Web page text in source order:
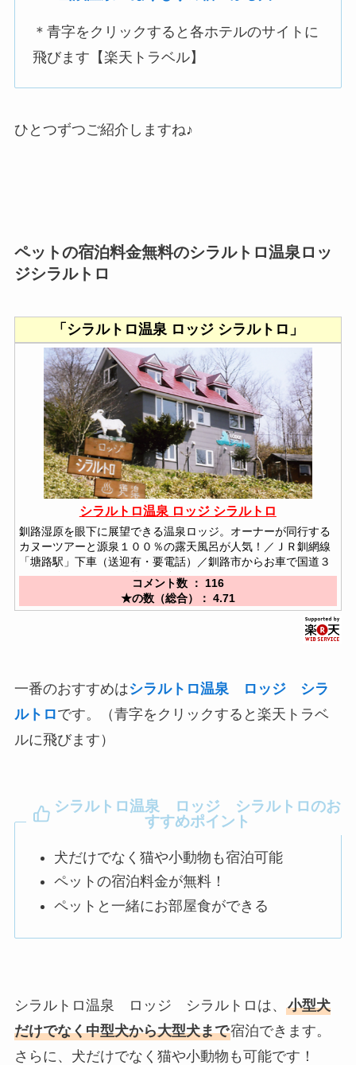
＊青字をクリックすると各ホテルのサイトに
飛びます【楽天トラベル】
ひとつずつご紹介しますね♪
ペットの宿泊料金無料のシラルトロ温泉ロッ
ジシラルトロ
「シラルトロ温泉 ロッジ シラルトロ」
シラルトロ温泉 ロッジ シラルトロ
釧路湿原を眼下に展望できる温泉ロッジ。オーナーが同行する
カヌーツアーと源泉１００％の露天風呂が人気！／ＪＲ釧網線
「塘路駅」下車（送迎有・要電話）／釧路市からお車で国道３
９１号線で３５Ｋｍ（約４０分）
コメント数 ： 116
★の数（総合）： 4.71
一番のおすすめはシラルトロ温泉 ロッジ シラ
ルトロです。（青字をクリックすると楽天トラベ
ルに飛びます）
シラルトロ温泉 ロッジ シラルトロのお
すすめポイント
犬だけでなく猫や小動物も宿泊可能
ペットの宿泊料金が無料！
ペットと一緒にお部屋食ができる
シラルトロ温泉 ロッジ シラルトロは、 小型犬
だけでなく中型犬から大型犬まで宿泊できます。
さらに、犬だけでなく猫や小動物も可能です！